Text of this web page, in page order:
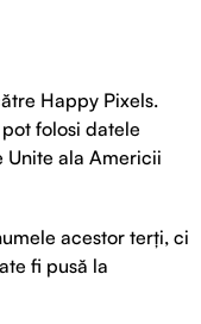
Happy Pixels.
folosi datele
Unite ala Americii
acestor terți, ci
fi pusă la